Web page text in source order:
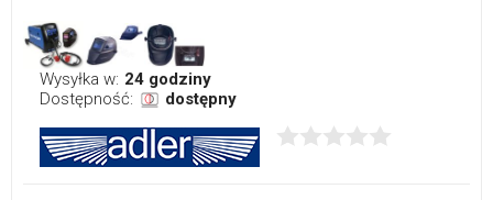
Wysyłka w: 24 godziny
Dostępność:
dostępny